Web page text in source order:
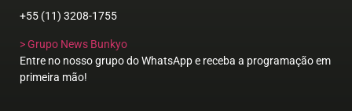
+55 (11) 3208-1755
> Grupo News Bunkyo
Entre no nosso grupo do WhatsApp e receba a programação em
primeira mão!